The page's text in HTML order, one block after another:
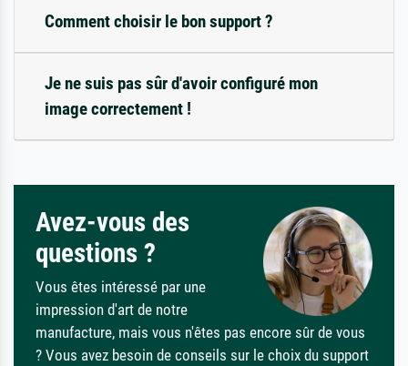
Comment choisir le bon support ?
Je ne suis pas sûr d'avoir configuré mon
image correctement !
Avez-vous des
questions ?
Vous êtes intéressé par une
impression d'art de notre
manufacture, mais vous n'êtes pas encore sûr de vous
? Vous avez besoin de conseils sur le choix du support